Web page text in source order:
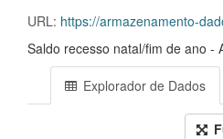
URL: https://armazenamento-dadosabertos.s3.sa-east-1.amazonaws.com/
Saldo recesso natal/fim de ano -
Explorador de Dados